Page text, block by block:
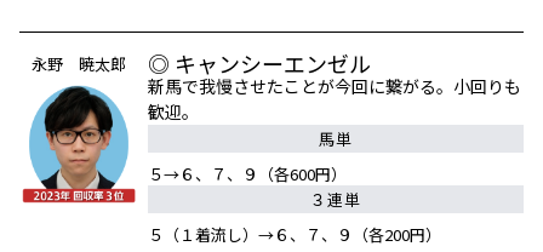
永野 暁太郎 ◎ キャンシーエンゼル
新馬で我慢させたことが今回に繋がる。小回りも
歓迎。
馬単
５→６、７、９（各600円）
３連単
５（１着流し）→６、７、９（各200円）